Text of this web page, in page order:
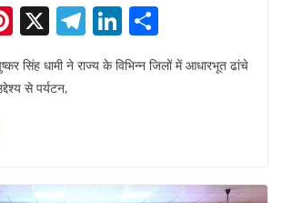
Pi
nt
er
X T
el
e
Li
n
k
h
ar
सिंह धामी ने राज्य के विभिन्न जिलों में आधारभूत ढांचे
से पर्यटन,